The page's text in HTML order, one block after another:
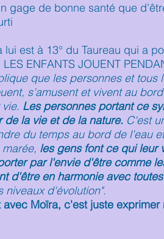
gage de bonne santé que
lui est à 13° du Taureau qui a
ENFANTS JOUENT
que les personnes et tous
s'amusent et vivent au
Les personnes portant ce
de la vie et de la nature. C'est
du temps au bord de l'eau
les gens font ce qui leur
par l'envie d'être comme
d'être en harmonie avec
niveaux d'évolution".
Moïra, c'est juste